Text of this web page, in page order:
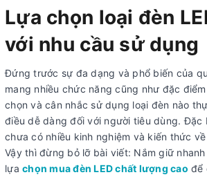
Lựa chọn loại đèn
với nhu cầu sử dụng
Đứng trước sự đa dạng và phổ biến của
mang nhiều chức năng cũng như đặc
chọn và cân nhắc sử dụng loại đèn nào
điều dễ dàng đối với người tiêu dùng. Đặc
chưa có nhiều kinh nghiệm và kiến thức
Vậy thì đừng bỏ lỡ bài viết: Nắm giữ
lựa chọn mua đèn LED chất lượng cao để